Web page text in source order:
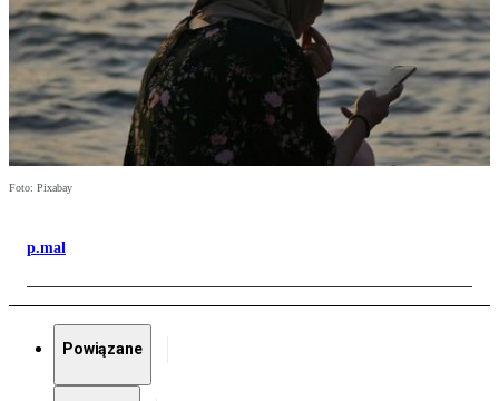
Foto: Pixabay
p.mal
Powiązane